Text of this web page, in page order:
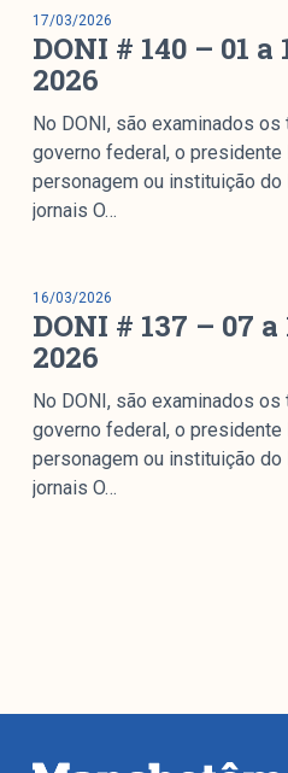
17/03/2026
DONI # 140 – 01
2026
No DONI, são examinados
governo federal, o presidente
personagem ou instituição
jornais O…
16/03/2026
DONI # 137 – 07
2026
No DONI, são examinados
governo federal, o presidente
personagem ou instituição
jornais O…